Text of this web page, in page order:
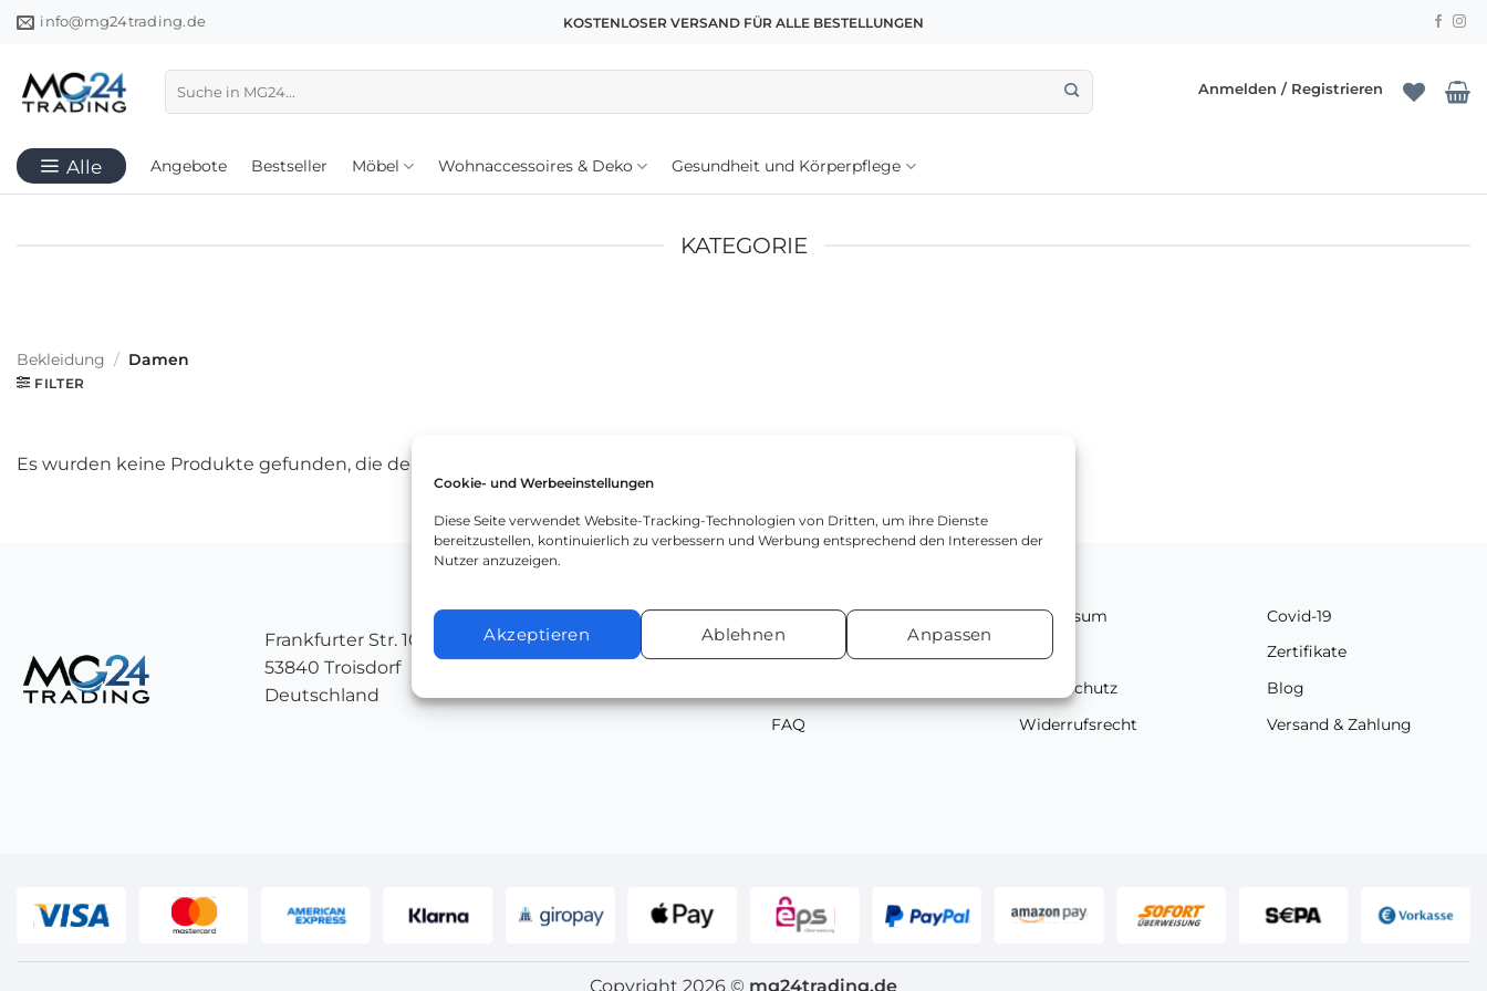
Cookie- und Werbeeinstellungen
Diese Seite verwendet Website-Tracking-Technologien von Dritten, um ihre Dienste
bereitzustellen, kontinuierlich zu verbessern und Werbung entsprechend den Interessen der
Nutzer anzuzeigen.
Akzeptieren Ablehnen Anpassen
Zum
springen
info@mg24trading.de KOSTENLOSER VERSAND FÜR ALLE BESTELLUNGEN
nach:
Anmelden / Registrieren
Angebote Bestseller Möbel Wohnaccessoires & Deko Gesundheit und Körperpflege
KATEGORIE
Bekleidung / Damen
FILTER
Es wurden keine Produkte gefunden, die deiner Auswahl entsprechen.
Frankfurter Str. 107
53840 Troisdorf
Deutschland
Home
Über Uns
FAQ
Impressum
AGB
Datenschutz
Widerrufsrecht
Covid-19
Zertifikate
Blog
Versand & Zahlung
Copyright 2026 © mg24trading.de